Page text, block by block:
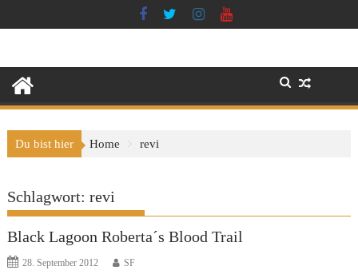
to
Du bist hier Home revi
Schlagwort:revi
Black Lagoon Roberta´s Blood Trail
28. September 2012 SF